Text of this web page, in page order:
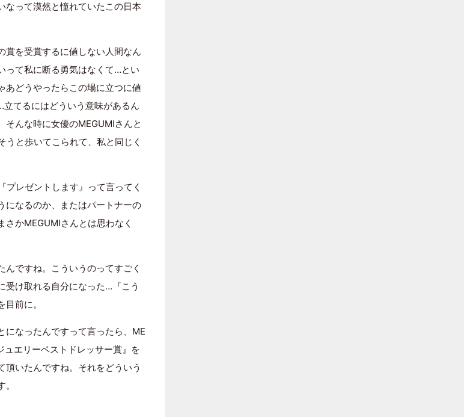
なって漠然と憧れていたこの日本
賞を受賞するに値しない人間なん
って私に断る勇気はなくて…とい
あどうやったらこの場に立つに値
てるにはどういう意味があるん
んな時に女優のMEGUMIさんと
うと歩いてこられて、私と同じく
プレゼントします』って言ってく
になるのか、またはパートナーの
かMEGUMIさんとは思わなく
ですね。こういうのってすごく
受け取れる自分になった…『こう
前に。
になったんですって言ったら、ME
エリーベストドレッサー賞』を
いたんですね。それをどういう